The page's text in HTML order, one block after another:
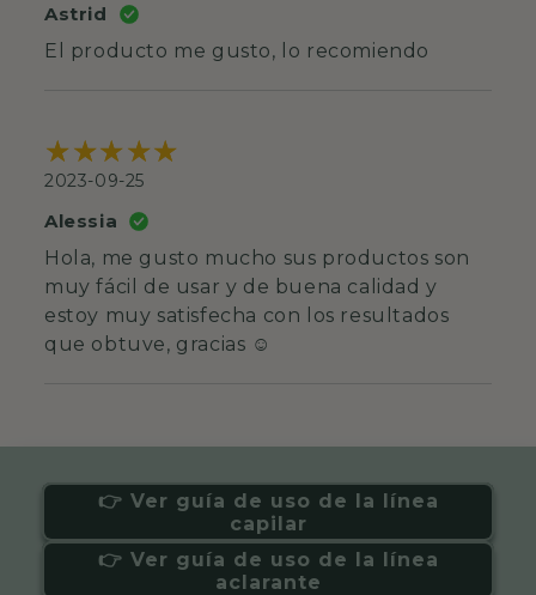
Astrid
El producto me gusto, lo recomiendo
2023-09-25
Alessia
Hola, me gusto mucho sus productos son
muy fácil de usar y de buena calidad y
estoy muy satisfecha con los resultados
que obtuve, gracias ☺️
👉 Ver guía de uso de la línea
capilar
👉 Ver guía de uso de la línea
aclarante